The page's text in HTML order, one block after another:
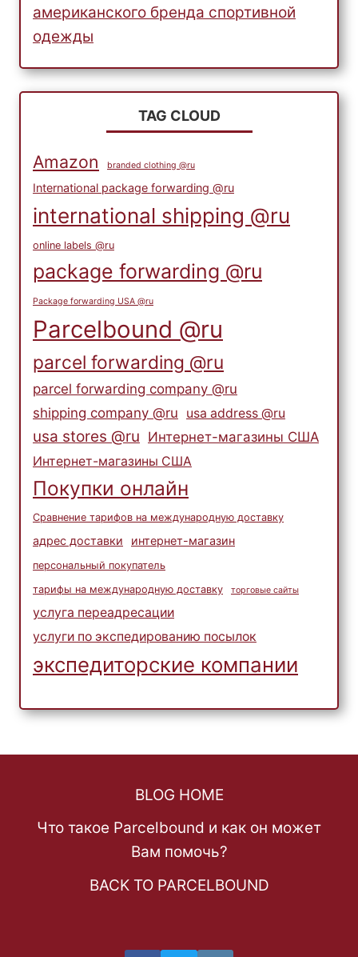
американского бренда спортивной
одежды
TAG CLOUD
Amazon branded clothing @ru
International package forwarding @ru
international shipping @ru
online labels @ru
package forwarding @ru
Package forwarding USA @ru
Parcelbound @ru
parcel forwarding @ru
parcel forwarding company @ru
shipping company @ru
usa address @ru
usa stores @ru Интернет-магазины США
Интернет-магазины США
Покупки онлайн
Сравнение тарифов на международную доставку
адрес доставки интернет-магазин
персональный покупатель
тарифы на международную доставку
торговые сайты
услуга переадресации
услуги по экспедированию посылок
экспедиторские компании
BLOG HOME
Что такое Parcelbound и как он может
Вам помочь?
BACK TO PARCELBOUND